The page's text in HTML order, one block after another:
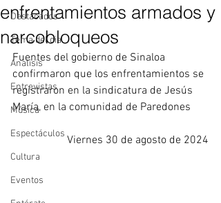
Destacados
Tema del dia
Analisis
Entrevistas
Música
Espectáculos
Cultura
Eventos
enfrentamientos armados y
narcobloqueos
Fuentes del gobierno de Sinaloa
confirmaron que los enfrentamientos se
registraron en la sindicatura de Jesús
María, en la comunidad de Paredones
Viernes 30 de agosto de 2024